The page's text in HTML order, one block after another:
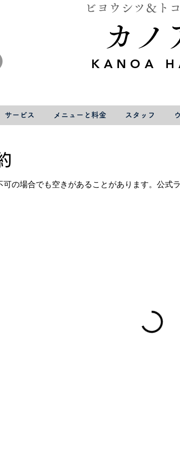
ビヨウシツ＆ト
カノ
KANOA
サービス メニューと料金 スタッフ
の場合でも空きがあることがあります。公式